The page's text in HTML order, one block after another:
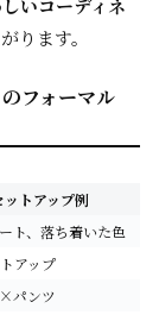
いコーディネ
ります。
フォーマル
トアップ例
ト、落ち着いた色
アップ
パンツ